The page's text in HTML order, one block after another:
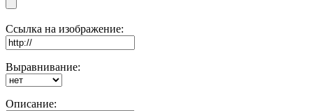
Ссылка на изображение:
Выравнивание:
Описание: